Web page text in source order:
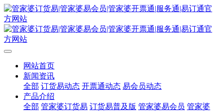
网站首页
新闻资讯
全部 订货易动态 开票通动态 易会员动态
产品介绍
全部 管家婆订货易 订货易普及版 管家婆易会员 管家婆